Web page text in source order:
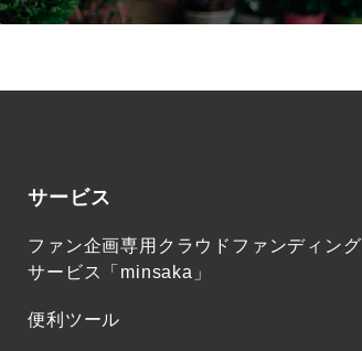
サービス
ファン企画専用クラウドファンディング
サービス「minsaka」
便利ツール